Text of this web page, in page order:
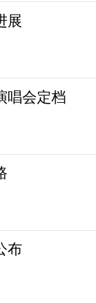
展
唱会定档
布